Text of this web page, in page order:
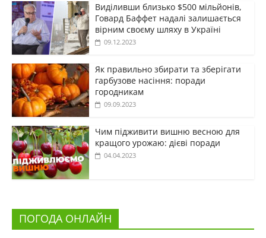
Виділивши близько $500 мільйонів,
Говард Баффет надалі залишається
вірним своєму шляху в Україні
09.12.2023
Як правильно збирати та зберігати
гарбузове насіння: поради
городникам
09.09.2023
Чим підживити вишню весною для
кращого урожаю: дієві поради
04.04.2023
ПОГОДА ОНЛАЙН